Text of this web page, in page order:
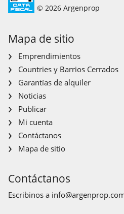
© 2026 Argenprop
Mapa de sitio
Emprendimientos
Countries y Barrios Cerrados
Garantías de alquiler
Noticias
Publicar
Mi cuenta
Contáctanos
Mapa de sitio
Contáctanos
Escribinos a